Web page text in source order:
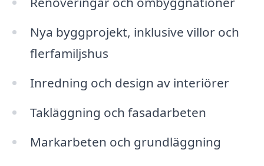
Nya byggprojekt, inklusive villor och
flerfamiljshus
Inredning och design av interiörer
Takläggning och fasadarbeten
Markarbeten och grundläggning